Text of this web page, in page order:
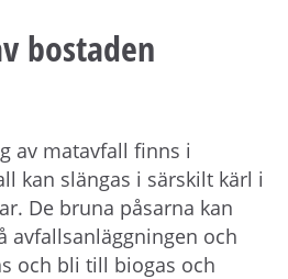
bostaden
av matavfall finns i
kan slängas i särskilt kärl i
De bruna påsarna kan
avfallsanläggningen och
och bli till biogas och